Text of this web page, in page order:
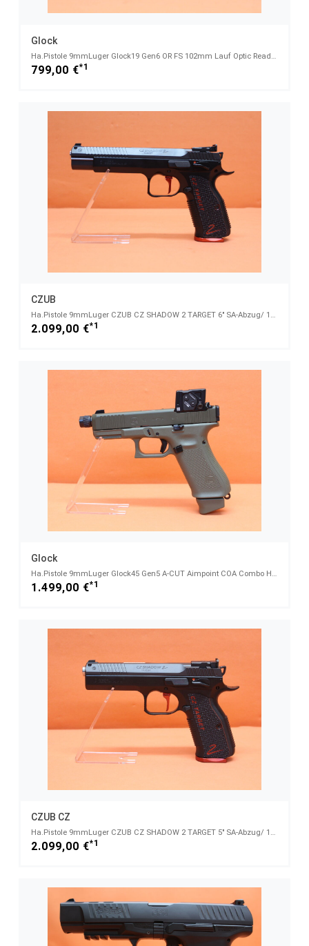
Glock
799,00 €*1
CZUB
2.099,00 €*1
Glock
1.499,00 €*1
CZUB CZ
2.099,00 €*1